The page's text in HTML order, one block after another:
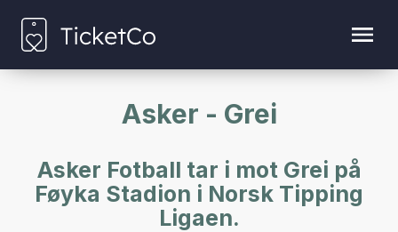
Asker - Grei
Asker Fotball tar i mot Grei på
Føyka Stadion i Norsk Tipping
Ligaen.